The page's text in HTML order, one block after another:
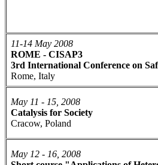
11-14 May 2008
ROME - CISAP3
3rd International Conference on
Rome, Italy
May 11 - 15, 2008
Catalysis for Society
Cracow, Poland
May 12 - 16, 2008